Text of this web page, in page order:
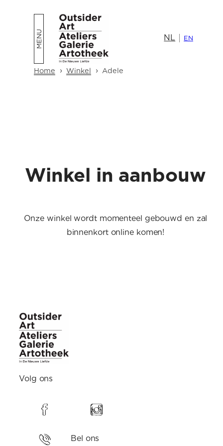
Home › Winkel › Adele
NL EN
Winkel in aanbouw
Onze winkel wordt momenteel gebouwd en zal
binnenkort online komen!
Volg ons
Bel ons